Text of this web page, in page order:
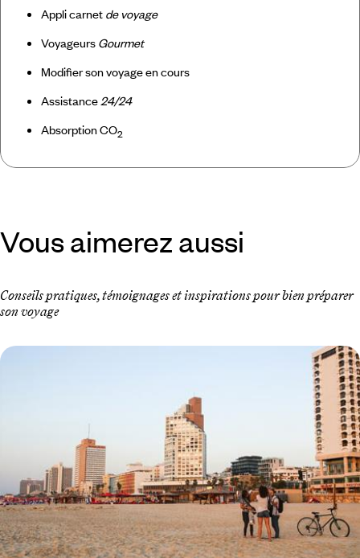
Appli carnet de voyage
Voyageurs Gourmet
Modifier son voyage en cours
Assistance24/24
Absorption CO2
Vous aimerez aussi
Conseils pratiques, témoignages et inspirations pour bien préparer
son voyage